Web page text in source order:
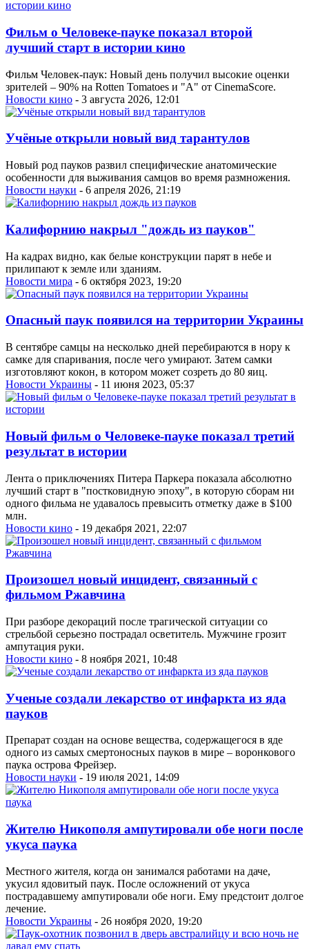
Фильм о Человеке-пауке показал второй
лучший старт в истории кино
Фильм Человек-паук: Новый день получил высокие оценки
зрителей – 90% на Rotten Tomatoes и "A" от CinemaScore.
Новости кино - 3 августа 2026, 12:01
Учёные открыли новый вид тарантулов
Новый род пауков развил специфические анатомические
особенности для выживания самцов во время размножения.
Новости науки - 6 апреля 2026, 21:19
Калифорнию накрыл "дождь из пауков"
На кадрах видно, как белые конструкции парят в небе и
прилипают к земле или зданиям.
Новости мира - 6 октября 2023, 19:20
Опасный паук появился на территории Украины
В сентябре самцы на несколько дней перебираются в нору к
самке для спаривания, после чего умирают. Затем самки
изготовляют кокон, в котором может созреть до 80 яиц.
Новости Украины - 11 июня 2023, 05:37
Новый фильм о Человеке-пауке показал третий
результат в истории
Лента о приключениях Питера Паркера показала абсолютно
лучший старт в "постковидную эпоху", в которую сборам ни
одного фильма не удавалось превысить отметку даже в $100
млн.
Новости кино - 19 декабря 2021, 22:07
Произошел новый инцидент, связанный с
фильмом Ржавчина
При разборе декораций после трагической ситуации со
стрельбой серьезно пострадал осветитель. Мужчине грозит
ампутация руки.
Новости кино - 8 ноября 2021, 10:48
Ученые создали лекарство от инфаркта из яда
пауков
Препарат создан на основе вещества, содержащегося в яде
одного из самых смертоносных пауков в мире – воронкового
паука острова Фрейзер.
Новости науки - 19 июля 2021, 14:09
Жителю Никополя ампутировали обе ноги после
укуса паука
Местного жителя, когда он занимался работами на даче,
укусил ядовитый паук. После осложнений от укуса
пострадавшему ампутировали обе ноги. Ему предстоит долгое
лечение.
Новости Украины - 26 ноября 2020, 19:20